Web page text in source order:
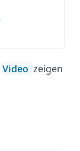
Video zeigen